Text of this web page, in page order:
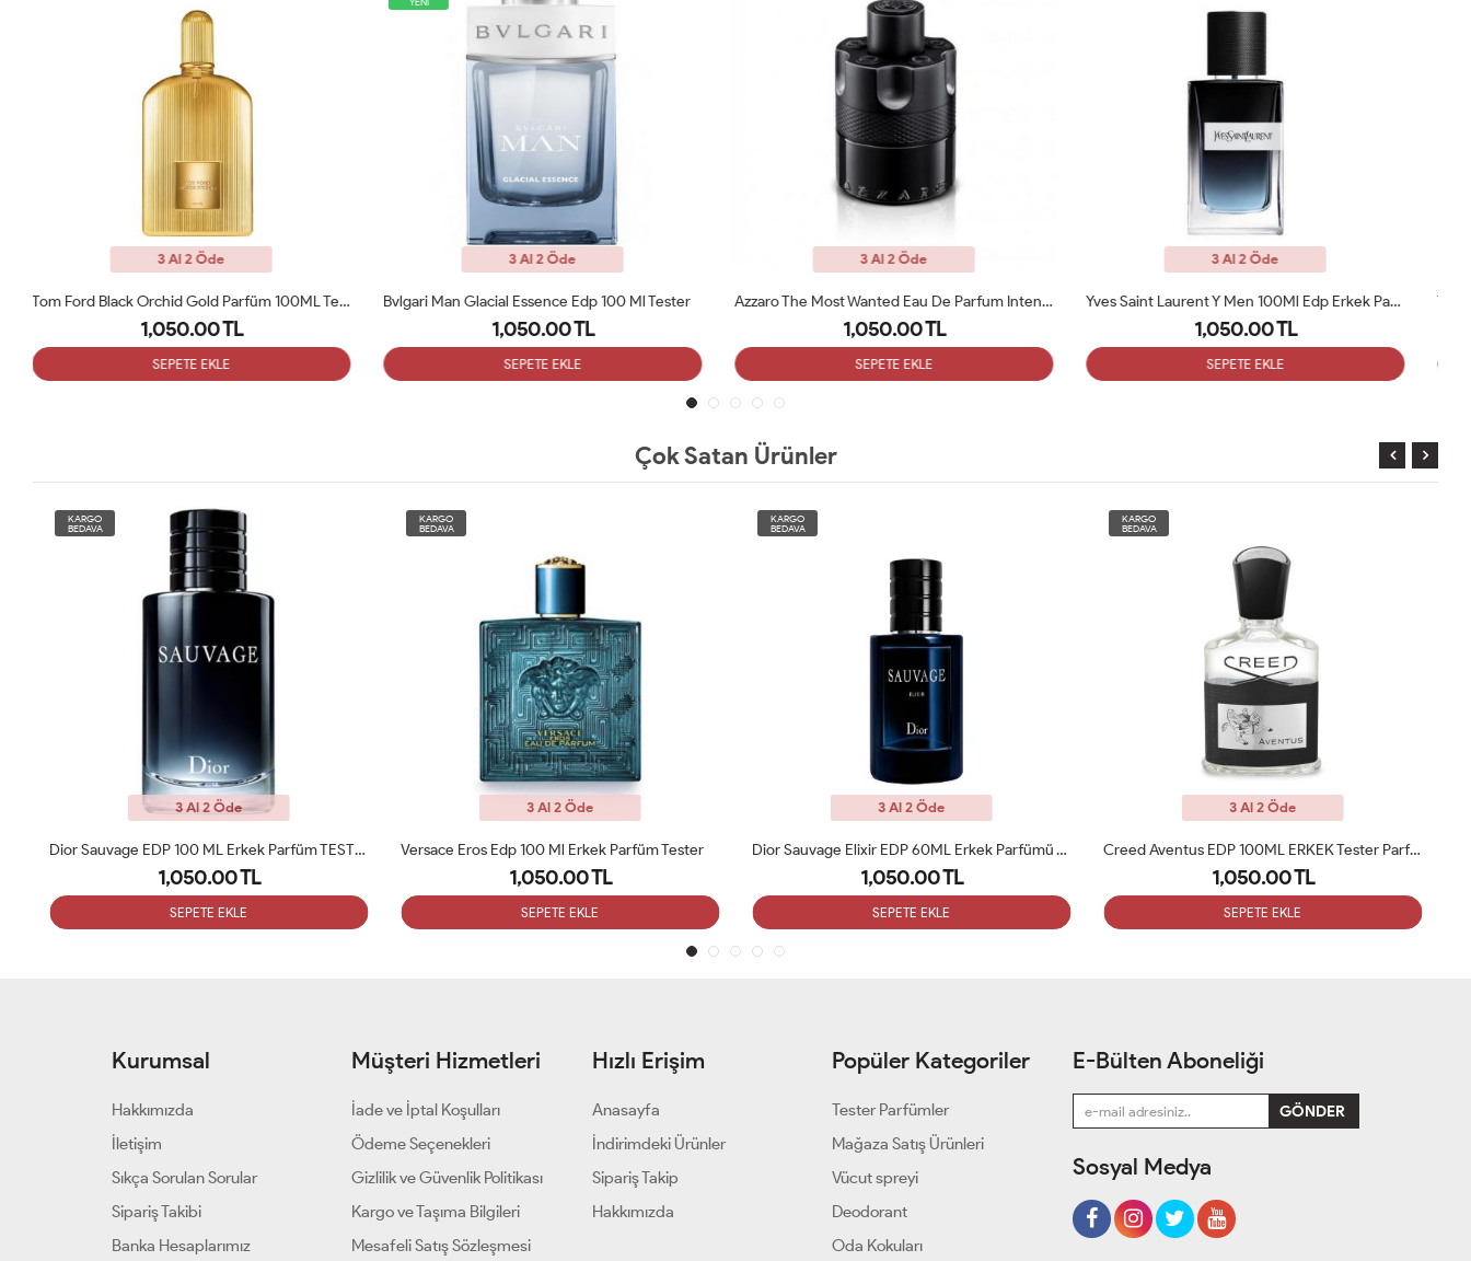
3 Al 2 Öde
Bvlgari Man Glacial Essence Edp 100 Ml Tester
1,050.00 TL
SEPETE EKLE
3 Al 2 Öde
1,050.00 TL
SEPETE EKLE
3 Al 2 Öde
1,050.00 TL
SEPETE EKLE
3 Al 2 Öde
1,050.00 TL
SEPETE EKLE
Çok Satan Ürünler
KARGO
BEDAVA
3 Al 2 Öde
Versace Eros Edp 100 Ml Erkek Parfüm Tester
1,050.00 TL
SEPETE EKLE
KARGO
BEDAVA
3 Al 2 Öde
1,050.00 TL
SEPETE EKLE
KARGO
BEDAVA
3 Al 2 Öde
Creed Aventus EDP 100ML ERKEK Tester Parfüm
1,050.00 TL
SEPETE EKLE
KARGO
BEDAVA
3 Al 2 Öde
Chanel Blue De Chanel EDP 100ml Erkek Tester Parfüm
1,050.00 TL
SEPETE EKLE
Kurumsal
Hakkımızda
İletişim
Sıkça Sorulan Sorular
Sipariş Takibi
Banka Hesaplarımız
Müşteri Hizmetleri
İade ve İptal Koşulları
Ödeme Seçenekleri
Gizlilik ve Güvenlik Politikası
Kargo ve Taşıma Bilgileri
Mesafeli Satış Sözleşmesi
Hızlı Erişim
Anasayfa
İndirimdeki Ürünler
Sipariş Takip
Hakkımızda
Popüler Kategoriler
Tester Parfümler
Mağaza Satış Ürünleri
Vücut spreyi
Deodorant
Oda Kokuları
E-Bülten Aboneliği
Sosyal Medya